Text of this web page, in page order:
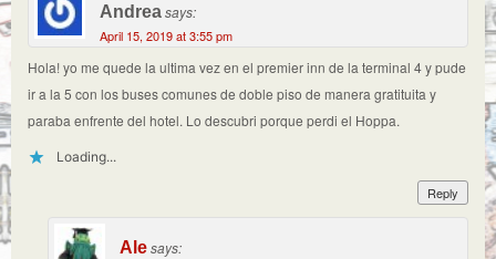
Andreasays:
April 15, 2019 at 3:55 pm
Hola! yo me quede la ultima vez en el premier inn de la terminal 4 y pude
ir a la 5 con los buses comunes de doble piso de manera gratituita y
paraba enfrente del hotel. Lo descubri porque perdi el Hoppa.
Loading...
Reply
Alesays: